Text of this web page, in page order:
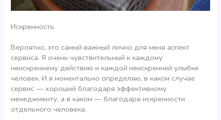
Искренность
Вероятно, это самый важный лично для меня аспект
сервиса. Я очень чувствительный к каждому
неискреннему действию и каждой неискренней улыбке
человек. И я моментально определяю, в каком случае
сервис — хороший благодаря эффективному
менеджменту, а в каком — благодаря искренности
отдельного человека.